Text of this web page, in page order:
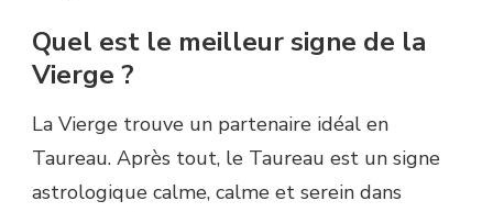
Quel est le meilleur signe de la
Vierge ?
La Vierge trouve un partenaire idéal en
Taureau. Après tout, le Taureau est un signe
astrologique calme, calme et serein dans